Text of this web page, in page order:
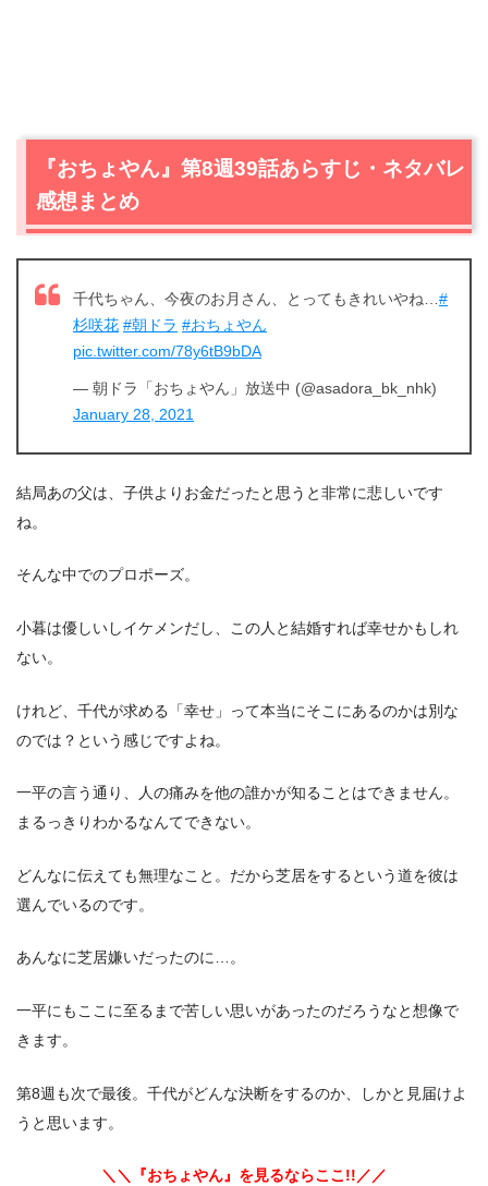
『おちょやん』第8週39話あらすじ・ネタバレ
感想まとめ
千代ちゃん、今夜のお月さん、とってもきれいやね…#
杉咲花 #朝ドラ #おちょやん
pic.twitter.com/78y6tB9bDA
— 朝ドラ「おちょやん」放送中 (@asadora_bk_nhk)
January 28, 2021
結局あの父は、子供よりお金だったと思うと非常に悲しいです
ね。
そんな中でのプロポーズ。
小暮は優しいしイケメンだし、この人と結婚すれば幸せかもしれ
ない。
けれど、千代が求める「幸せ」って本当にそこにあるのかは別な
のでは？という感じですよね。
一平の言う通り、人の痛みを他の誰かが知ることはできません。
まるっきりわかるなんてできない。
どんなに伝えても無理なこと。だから芝居をするという道を彼は
選んでいるのです。
あんなに芝居嫌いだったのに…。
一平にもここに至るまで苦しい思いがあったのだろうなと想像で
きます。
第8週も次で最後。千代がどんな決断をするのか、しかと見届けよ
うと思います。
＼＼『おちょやん』を見るならここ!!／／